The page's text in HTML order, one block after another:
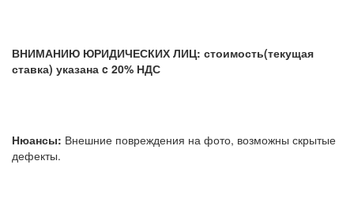
ВНИМАНИЮ ЮРИДИЧЕСКИХ ЛИЦ: стоимость(текущая
ставка) указана c 20% НДС
Нюансы: Внешние повреждения на фото, возможны скрытые
дефекты.